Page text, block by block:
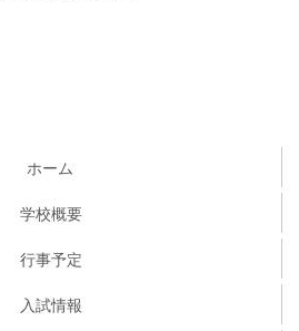
ホーム
学校概要
行事予定
入試情報